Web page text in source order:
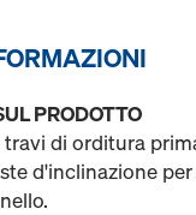
PRODOTTO
di orditura
d'inclinazione